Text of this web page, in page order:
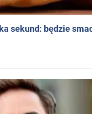
sekund: będzie